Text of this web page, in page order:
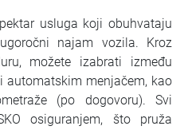
usluga koji obuhvataju
najam vozila. Kroz
možete izabrati između
menjačem, kao
(po dogovoru). Svi
osiguranjem, što pruža